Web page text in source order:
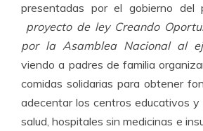
presentadas por el gobierno del
proyecto de ley Creando
por la Asamblea Nacional al
viendo a padres de familia
comidas solidarias para obtener
adecentar los centros educativos
salud, hospitales sin medicinas e